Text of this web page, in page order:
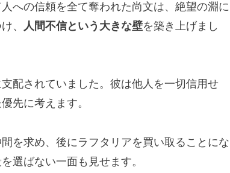
への信頼を全て奪われた尚文は、絶望の淵に
、 人間不信という大きな壁を築き上げまし
配されていました。彼は他人を一切信用せ
先に考えます。
を求め、後にラフタリアを買い取ることにな
選ばない一面も見せます。